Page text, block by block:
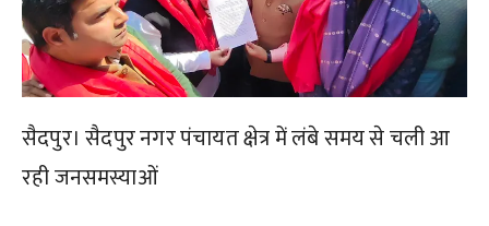
सैदपुर। सैदपुर नगर पंचायत क्षेत्र में लंबे समय से चली आ
रही जनसमस्याओं